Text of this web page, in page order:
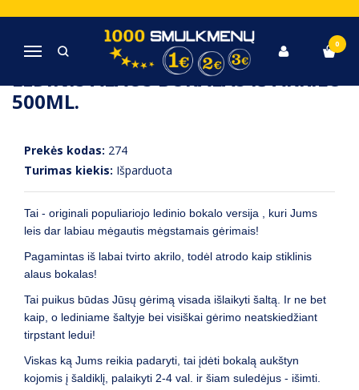
Navigacija
0
Pagrindinis
Originalios dovanos
Ledinis alaus bokalas iš akrilo 500ml.
LEDINIS ALAUS BOKALAS IŠ AKRILO
500ML.
Prekės kodas: 274
Turimas kiekis: Išparduota
Tai - originali populiariojo ledinio bokalo versija , kuri Jums
leis dar labiau mėgautis mėgstamais gėrimais!
Pagamintas iš labai tvirto akrilo, todėl atrodo kaip stiklinis
alaus bokalas!
Tai puikus būdas Jūsų gėrimą visada išlaikyti šaltą. Ir ne bet
kaip, o lediniame šaltyje bei visiškai gėrimo neatskiedžiant
tirpstant ledui!
Viskas ką Jums reikia padaryti, tai įdėti bokalą aukštyn
kojomis į šaldiklį, palaikyti 2-4 val. ir šiam suledėjus - išimti.